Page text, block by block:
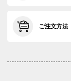
ご注文方法